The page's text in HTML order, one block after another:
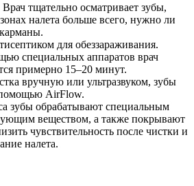
Врач тщательно осматривает зубы,
налета больше всего, нужно ли
для обеззараживания.
специальных аппаратов врач
примерно 15–20 минут.
вручную или ультразвуком, зубы
помощью AirFlow.
зубы обрабатывают специальным
веществом, а также покрывают
чувствительность после чистки и
налета.